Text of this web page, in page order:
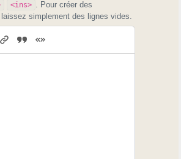
<ins>
. Pour créer des
simplement des lignes vides.